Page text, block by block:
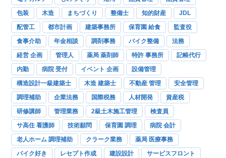
包装
木造 まちづくり 整備士 知的財産
JDL
配管工
都市計画 建築事務所 保育園 給食
監査役
食事介助
年金相談 調剤事務 バイク整備
法務
経営 企画
管理人 薬局 薬剤師 特許 事務所
記帳代行
内勤
病院 受付 イベント 企画
設備管理
構造設計一級建築士
木造 建築士 不動産 管理
安全管理
調理補助
企業法務 国際税務 人材開発
資産税
研修講師
管理業務 2級土木施工管理
検査員
サ高住 看護師
技術顧問 保育園 調理
病院 会計
老人ホーム 調理補助
クラーク業務
薬局 医療事務
バイク好き
レセプト作成 建設設計
サービスフロント